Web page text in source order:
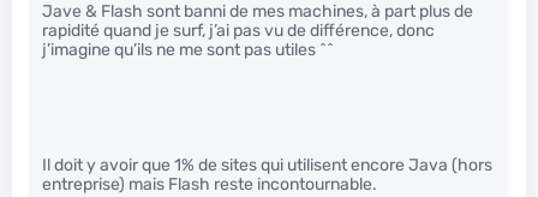
Jave & Flash sont banni de mes machines, à part plus de
rapidité quand je surf, j’ai pas vu de différence, donc
j’imagine qu’ils ne me sont pas utiles ^^
Il doit y avoir que 1% de sites qui utilisent encore Java (hors
entreprise) mais Flash reste incontournable.